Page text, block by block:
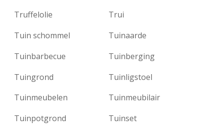
Truffelolie
Trui
Tuin schommel
Tuinaarde
Tuinbarbecue
Tuinberging
Tuingrond
Tuinligstoel
Tuinmeubelen
Tuinmeubilair
Tuinpotgrond
Tuinset